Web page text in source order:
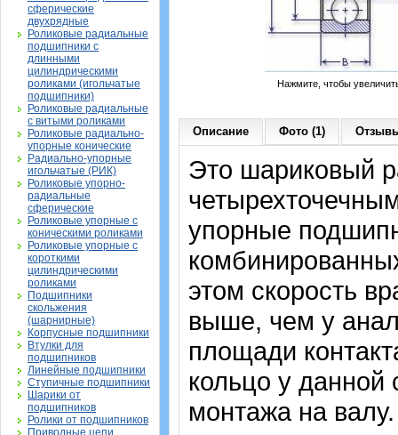
сферические
двухрядные
Роликовые радиальные
подшипники с
длинными
цилиндрическими
роликами (игольчатые
подшипники)
Роликовые радиальные
с витыми роликами
Роликовые радиально-
упорные конические
Радиально-упорные
игольчатые (РИК)
Роликовые упорно-
радиальные
сферические
Роликовые упорные с
коническими роликами
Роликовые упорные с
короткими
цилиндрическими
роликами
Подшипники
скольжения
(шарнирные)
Корпусные подшипники
Втулки для
подшипников
Линейные подшипники
Ступичные подшипники
Шарики от
подшипников
Ролики от подшипников
Приводные цепи
Нажмите, чтобы
Описание Фото (1)
Это шариковый
упорные
этом скорость
выше, чем у
площади
кольцо у данной
монтажа на валу.